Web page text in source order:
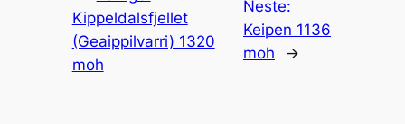
Kippeldalsfjellet
(Geaippilvarri) 1320
moh
Neste:
Keipen 1136
moh
→